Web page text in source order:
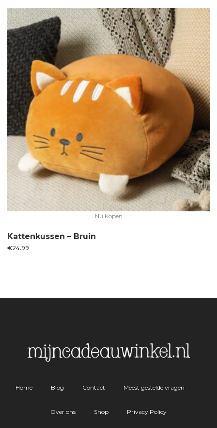
Nu Kopen
Kattenkussen – Bruin
€24.99
Home Blog Contact Meest gestelde vragen
Over ons Shop Privacy Policy